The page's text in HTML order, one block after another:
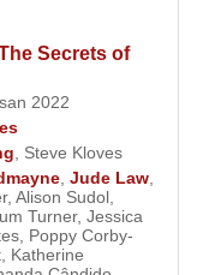
iyi olduğu
kaldıramadığı
yıl çektiği
2005 yılındaki
Chris Rock
2004’de aday
oyuncu
Secrets of
2022
Steve Kloves
Jude Law
, Alison Sudol
Turner, Jessica
Poppy Corby-
Katherine